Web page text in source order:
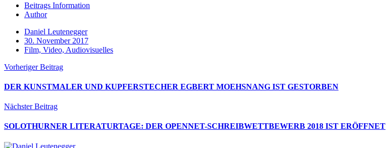
Beitrags Information
Author
Daniel Leutenegger
30. November 2017
Film, Video, Audiovisuelles
Vorheriger Beitrag
DER KUNSTMALER UND KUPFERSTECHER EGBERT MOEHSNANG IST GESTORBEN
Nächster Beitrag
SOLOTHURNER LITERATURTAGE: DER OPENNET-SCHREIBWETTBEWERB 2018 IST ERÖFFNET